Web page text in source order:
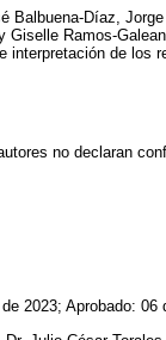
Balbuena-Díaz,
Giselle Ramos-
interpretación de los
no declaran
2023; Aprobado: 06